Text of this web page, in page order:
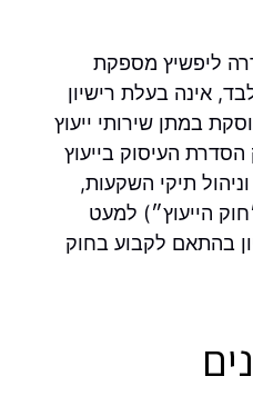
ליפשיץ מספקת
אינה בעלת רישיון
במתן שירותי ייעוץ
העיסוק בייעוץ
תיקי השקעות,
(להלן: ״חוק הייעוץ״) למעט
בהתאם לקבוע בחוק